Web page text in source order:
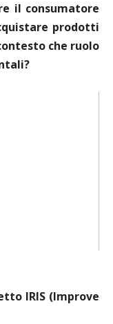
il consumatore
prodotti
che ruolo
IRIS (Improve